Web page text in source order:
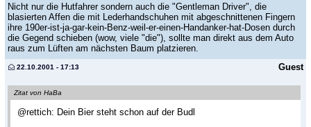
Nicht nur die Hutfahrer sondern auch die "Gentleman Driver", die
blasierten Affen die mit Lederhandschuhen mit abgeschnittenen Fingern
ihre 190er-ist-ja-gar-kein-Benz-weil-er-einen-Handanker-hat-Dosen durch
die Gegend schieben (wow, viele "die"), sollte man direkt aus dem Auto
raus zum Lüften am nächsten Baum platzieren.
Guest
22.10.2001 - 17:13
Zitat von HaBa
@rettich: Dein Bier steht schon auf der Budl